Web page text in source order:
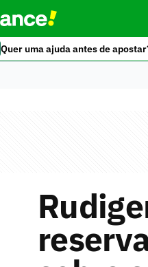
Quer uma ajuda antes de